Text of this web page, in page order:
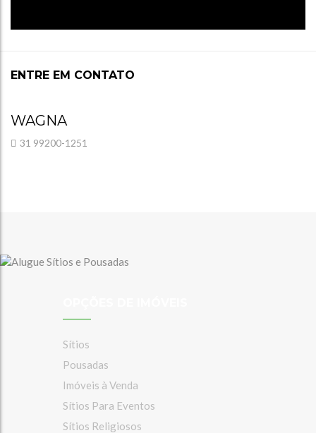
ENTRE EM CONTATO
WAGNA
31 99200-1251
Sítios
Pousadas
Imóveis à Venda
Sítios Para Eventos
Sítios Religiosos